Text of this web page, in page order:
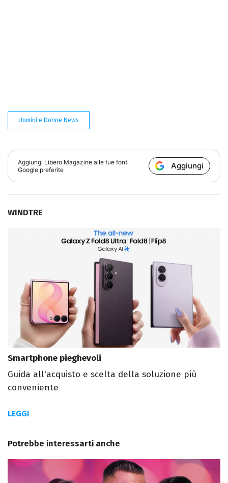
Uomini e Donne News
Aggiungi Libero Magazine alle tue fonti
Google preferite
Aggiungi
WINDTRE
Smartphone pieghevoli
Guida all'acquisto e scelta della soluzione più
conveniente
LEGGI
Potrebbe interessarti anche